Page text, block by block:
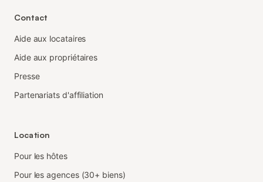
Contact
Aide aux locataires
Aide aux propriétaires
Presse
Partenariats d'affiliation
Location
Pour les hôtes
Pour les agences (30+ biens)